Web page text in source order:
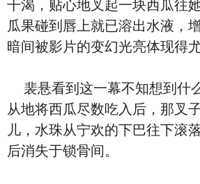
干渴，贴心地叉起一块西瓜往
瓜果碰到唇上就已溶出水液，
暗间被影片的变幻光亮体现得尤
裴悬看到这一幕不知想到什
从地将西瓜尽数吃入后，那叉
儿，水珠从宁欢的下巴往下滚
后消失于锁骨间。